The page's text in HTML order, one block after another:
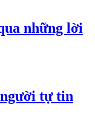
những lời
tự tin